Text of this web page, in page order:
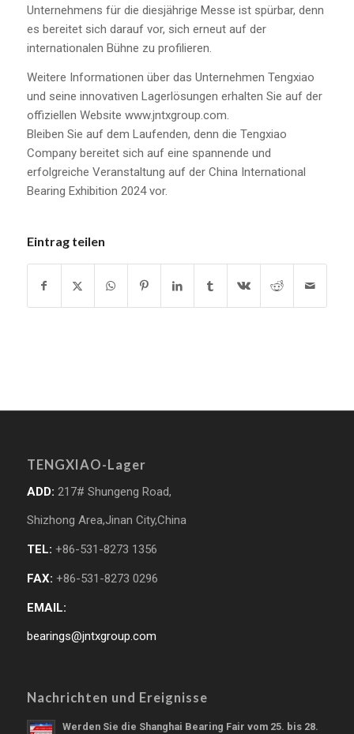
Unternehmens für die diesjährige Messe ist spürbar, denn
es bereitet sich darauf vor, sich erneut auf der
internationalen Bühne zu profilieren.
Weitere Informationen über das Unternehmen Tengxiao
und seine innovativen Lagerlösungen erhalten Sie auf der
offiziellen Website www.jntxgroup.com.
Bleiben Sie auf dem Laufenden, denn die Tengxiao
Company bereitet sich auf eine spannende und
erfolgreiche Veranstaltung auf der China International
Bearing Exhibition 2024 vor.
Eintrag teilen
TENGXIAO-Lager
ADD: 217# Shungeng Road,
Shizhong Area,Jinan City,China
TEL: +86-531-8273 1356
FAX: +86-531-8273 0296
EMAIL:
bearings@jntxgroup.com
Nachrichten und Ereignisse
Werden Sie die Shanghai Bearing Fair vom 25. bis 28.